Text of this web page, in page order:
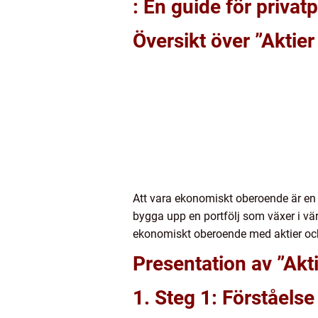
: En guide för
Översikt över
Att vara ekonomiskt oberoende är
bygga upp en portfölj som växer i
ekonomiskt oberoende med aktier
Presentation av
1. Steg 1: